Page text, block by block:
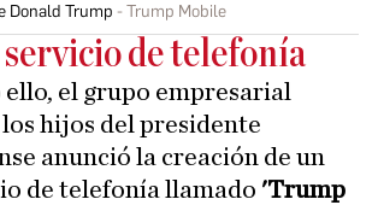
Donald Trump Trump Mobile
servicio de telefonía
el grupo empresarial
hijos del presidente
anunció la creación de un
de telefonía llamado 'Trump